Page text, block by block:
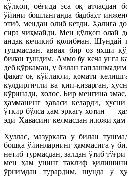
қўлқоп, оёғида эса оқ атласдан
ўйини бошланганда бадбахт
этиб, мендан олиб кетди. Ҳалига
сира чиқмайди. Мен қўлқоп олай
андак кечикиб қолибман. Шундай
тушмасдан, аввал бир оз яхши
билан тушдим. Аммо бу кеча унга
деб қўрқаман, у билан
фақат оқ кўйлакли, қомати
кулдиргичли ва қип-қизарган,
кўринади, холос. Бир менгина
ҳамманинг ҳаваси келарди,
ўткир бўлса ҳам эркагу хотин —
эди. Ҳавасинг келмасдан иложи ҳам
Хуллас, мазуркага у билан
бошқа ўйинларнинг ҳаммасига у
нетиб турмасдан, залдан ўтиб
мен ҳам унинг таклиф
ўрнимдан турардим, шунда у